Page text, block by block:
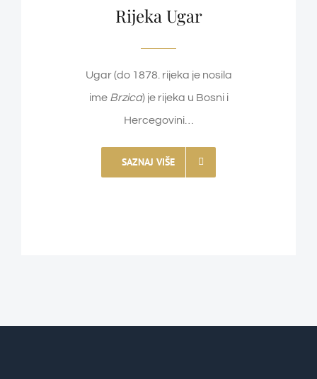
Rijeka Ugar
Ugar (do 1878. rijeka je nosila
ime Brzica) je rijeka u Bosni i
Hercegovini…
SAZNAJ VIŠE